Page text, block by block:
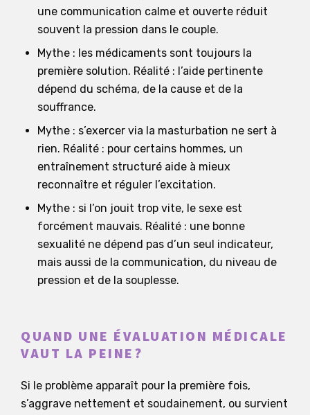
une communication calme et ouverte réduit
souvent la pression dans le couple.
Mythe : les médicaments sont toujours la
première solution. Réalité : l’aide pertinente
dépend du schéma, de la cause et de la
souffrance.
Mythe : s’exercer via la masturbation ne sert à
rien. Réalité : pour certains hommes, un
entraînement structuré aide à mieux
reconnaître et réguler l’excitation.
Mythe : si l’on jouit trop vite, le sexe est
forcément mauvais. Réalité : une bonne
sexualité ne dépend pas d’un seul indicateur,
mais aussi de la communication, du niveau de
pression et de la souplesse.
QUAND UNE ÉVALUATION MÉDICALE
VAUT LA PEINE?
Si le problème apparaît pour la première fois,
s’aggrave nettement et soudainement, ou survient